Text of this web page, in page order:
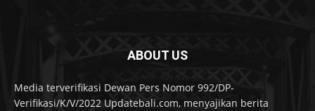
ABOUT US
Media terverifikasi Dewan Pers Nomor 992/DP-
Verifikasi/K/V/2022 Updatebali.com, menyajikan berita